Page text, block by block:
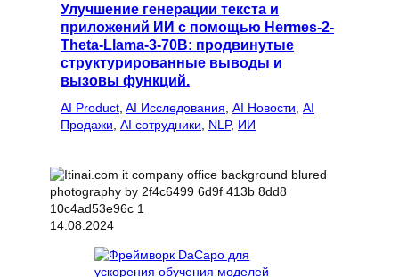
Улучшение генерации текста и
приложений ИИ с помощью Hermes-2-
Theta-Llama-3-70B: продвинутые
структурированные выводы и
вызовы функций.
AI Product AI Исследования AI Новости AI
Продажи AI сотрудники NLP, ИИ
14.08.2024